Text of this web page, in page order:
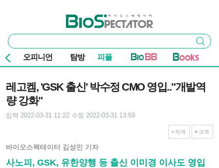
바이오스펙테이터
통
합
검
색
검색
오피니언 탐방 피플
레고켐, 'GSK 출신' 박수정 CMO 영입.."개발역
량 강화"
입력 2022-03-31 11:22 수정 2022-03-31 13:59
작게 크게
바이오스펙테이터 김성민 기자
사노피, GSK, 유한양행 등 출신 이미경 이사도 영입